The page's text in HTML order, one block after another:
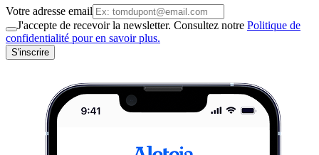
Votre adresse email
J'accepte de recevoir la newsletter. Consultez notre Politique de
confidentialité pour en savoir plus.
S'inscrire